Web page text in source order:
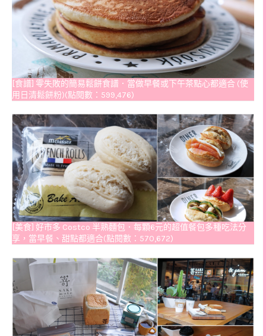
[食譜] 零失敗的簡易鬆餅食譜．當做早餐或下午茶點心都適合 (使
用日清鬆餅粉)(點閱數：599,476)
[美食] 好市多 Costco 半熟麵包．每顆6元的超值餐包多種吃法分
享，當早餐、甜點都適合(點閱數：570,672)